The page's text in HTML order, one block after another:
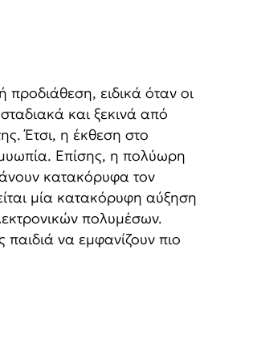
ειδικά όταν οι
και ξεκινά από
Έτσι, η έκθεση στο
μυωπία. Επίσης, η πολύωρη
κατακόρυφα τον
μία κατακόρυφη αύξηση
πολυμέσων.
να εμφανίζουν πιο